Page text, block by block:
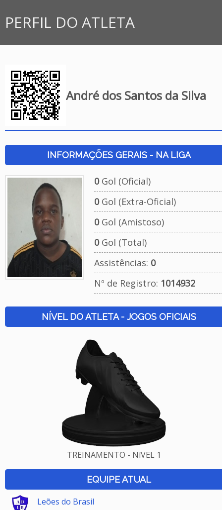
PERFIL DO ATLETA
André dos Santos da Silva
INFORMAÇÕES GERAIS - NA LIGA
0Gol (Oficial)
0Gol (Extra-Oficial)
0Gol (Amistoso)
0Gol (Total)
Assistências: 0
Nº de Registro: 1014932
NÍVEL DO ATLETA - JOGOS OFICIAIS
TREINAMENTO - NíVEL 1
EQUIPE ATUAL
Leões do Brasil